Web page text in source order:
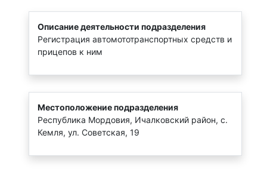
Описание деятельности подразделения
Регистрация автомототранспортных средств и
прицепов к ним
Местоположение подразделения
Республика Мордовия, Ичалковский район, с.
Кемля, ул. Советская, 19